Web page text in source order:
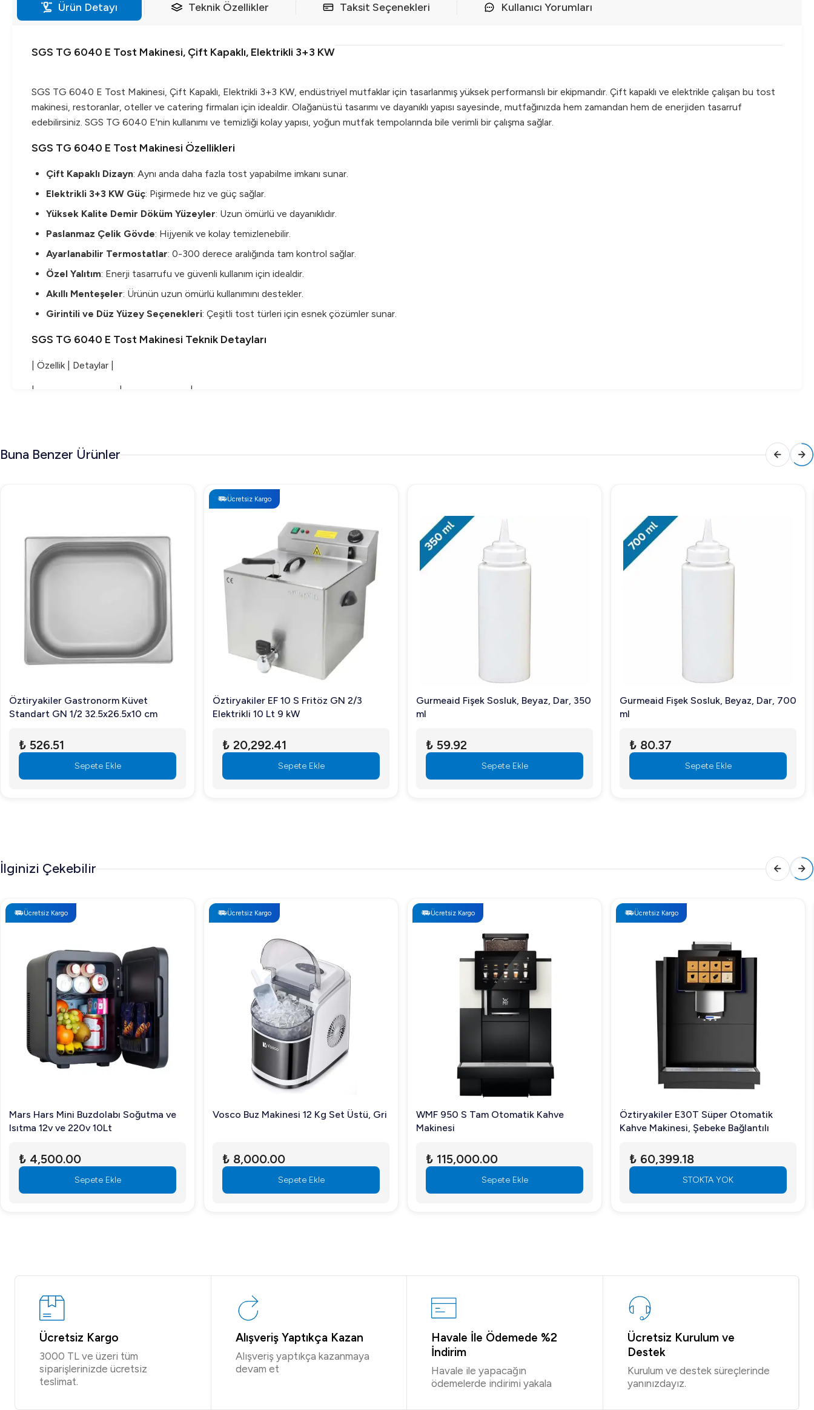
Ürün Detayı Teknik Özellikler Taksit Seçenekleri Kullanıcı Yorumları
SGS TG 6040 E Tost Makinesi, Çift Kapaklı, Elektrikli 3+3 KW
SGS TG 6040 E Tost Makinesi, Çift Kapaklı, Elektrikli 3+3 KW, endüstriyel mutfaklar için tasarlanmış yüksek performanslı bir ekipmandır. Çift kapaklı ve elektrikle çalışan bu tost
makinesi, restoranlar, oteller ve catering firmaları için idealdir. Olağanüstü tasarımı ve dayanıklı yapısı sayesinde, mutfağınızda hem zamandan hem de enerjiden tasarruf
edebilirsiniz. SGS TG 6040 E'nin kullanımı ve temizliği kolay yapısı, yoğun mutfak tempolarında bile verimli bir çalışma sağlar.
SGS TG 6040 E Tost Makinesi Özellikleri
Çift Kapaklı Dizayn: Aynı anda daha fazla tost yapabilme imkanı sunar.
Elektrikli 3+3 KW Güç: Pişirmede hız ve güç sağlar.
Yüksek Kalite Demir Döküm Yüzeyler: Uzun ömürlü ve dayanıklıdır.
Paslanmaz Çelik Gövde: Hijyenik ve kolay temizlenebilir.
Ayarlanabilir Termostatlar: 0-300 derece aralığında tam kontrol sağlar.
Özel Yalıtım: Enerji tasarrufu ve güvenli kullanım için idealdir.
Akıllı Menteşeler: Ürünün uzun ömürlü kullanımını destekler.
Girintili ve Düz Yüzey Seçenekleri: Çeşitli tost türleri için esnek çözümler sunar.
SGS TG 6040 E Tost Makinesi Teknik Detayları
| Özellik | Detaylar |
|--------------------|----------------|
SGS TG 6040 E Tost Makinesi'nin fiyatları, piyasa koşullarına ve tedarikçilere göre değişiklik gösterebilir. Güncel fiyat bilgisi ve kampanyalar için bizimle iletişime geçebilir veya
web sitemizi ziyaret edebilirsiniz.
SGS TG 6040 E Tost Makinesi Neden Tercih Edilmeli?
SGS TG 6040 E Tost Makinesi, restoranlar ve büyük mutfaklar için vazgeçilmez bir üründür. Güçlü elektrikli yapısı ve geniş kullanım alanına sahip çift kapak tasarımı sayesinde
aynı anda daha fazla ürün hazırlamanıza olanak tanır. Demir döküm yüzeyleri, ürünün uzun ömürlü olmasını sağlamakla birlikte, yiyeceklerin kolayca pişirilmesine de yardımcı olur.
Ayrıca, paslanmaz çelikten üretilmiş yapısı sayesinde hijyenik bir kullanım sağlar. Bu tost makinesi ile enerji tasarrufu yaparken, mutfakta hızınızı artırabilirsiniz. Kullanıcı dostu
tasarımlı termostatları sayesinde pişirme sürecinde tam kontrol sizin elinizde olur.
SGS TG 6040 E Tost Makinesi nasıl temizlenir?
Bu tost makinesi hangi mekanlar için uygundur?
Restoranlar, oteller ve catering firmaları gibi yoğun kullanım alanları için idealdir.
vermek için sitemizi ziyaret edin!
Buna Benzer Ürünler
Öztiryakiler Gastronorm Küvet
Standart GN 1/2 32.5x26.5x10 cm
₺ 526.51
Sepete Ekle
Ücretsiz Kargo
Öztiryakiler EF 10 S Fritöz GN 2/3
Elektrikli 10 Lt 9 kW
₺ 20,292.41
Sepete Ekle
Gurmeaid Fişek Sosluk, Beyaz, Dar, 350
ml
₺ 59.92
Sepete Ekle
Gurmeaid Fişek Sosluk, Beyaz, Dar, 700
ml
₺ 80.37
Sepete Ekle
İlginizi Çekebilir
Ücretsiz Kargo
Mars Hars Mini Buzdolabı Soğutma ve
Isıtma 12v ve 220v 10Lt
₺ 4,500.00
Sepete Ekle
Ücretsiz Kargo
Vosco Buz Makinesi 12 Kg Set Üstü, Gri
₺ 8,000.00
Sepete Ekle
Ücretsiz Kargo
WMF 950 S Tam Otomatik Kahve
Makinesi
₺ 115,000.00
Sepete Ekle
Ücretsiz Kargo
Öztiryakiler E30T Süper Otomatik
Kahve Makinesi, Şebeke Bağlantılı
₺ 60,399.18
STOKTA YOK
Ücretsiz Kargo
3000 TL ve üzeri tüm
siparişlerinizde ücretsiz
teslimat.
Alışveriş Yaptıkça Kazan
Alışveriş yaptıkça kazanmaya
devam et
Havale İle Ödemede %2
İndirim
Havale ile yapacağın
ödemelerde indirimi yakala
Ücretsiz Kurulum ve
Destek
Kurulum ve destek süreçlerinde
yanınızdayız.